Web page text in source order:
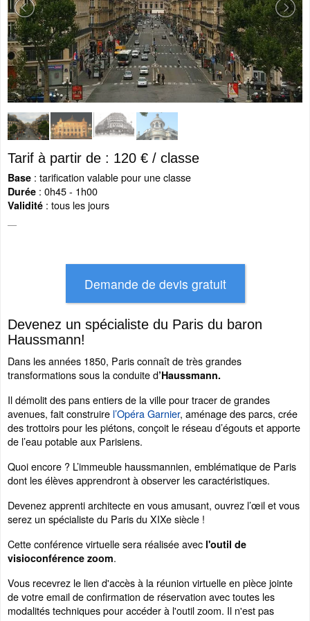
Tarif à partir de : 120 € / classe
Base : tarification valable pour une classe
Durée : 0h45 - 1h00
Validité : tous les jours
Devenez un spécialiste du Paris du baron
Haussmann!
Dans les années 1850, Paris connaît de très grandes
transformations sous la conduite d’Haussmann.
Il démolit des pans entiers de la ville pour tracer de grandes
avenues, fait construire l’Opéra Garnier, aménage des parcs, crée
des trottoirs pour les piétons, conçoit le réseau d’égouts et apporte
de l’eau potable aux Parisiens.
Quoi encore ? L’immeuble haussmannien, emblématique de Paris
dont les élèves apprendront à observer les caractéristiques.
Devenez apprenti architecte en vous amusant, ouvrez l’œil et vous
serez un spécialiste du Paris du XIXe siècle !
Cette conférence virtuelle sera réalisée avec l'outil de
visioconférence zoom.
Vous recevrez le lien d'accès à la réunion virtuelle en pièce jointe
de votre email de confirmation de réservation avec toutes les
modalités techniques pour accéder à l'outil zoom. Il n'est pas